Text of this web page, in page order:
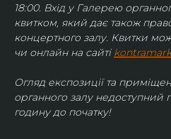
18:00. Вхід у Галерею
квитком, який дає також
концертного залу. Квитки
чи онлайн на сайті
Огляд експозиції та
органного залу недоступний
годину до початку!